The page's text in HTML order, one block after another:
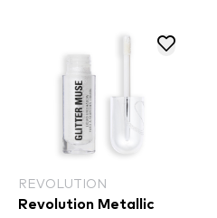
REVOLUTION
Revolution Metallic